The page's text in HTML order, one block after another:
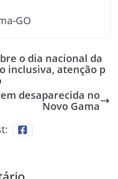
GO
o dia nacional da
inclusiva, atenção p
desaparecida no
Novo Gama